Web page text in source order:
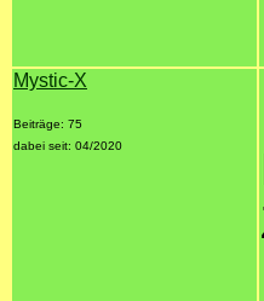
Mystic-X
Beiträge: 75
dabei seit: 04/2020